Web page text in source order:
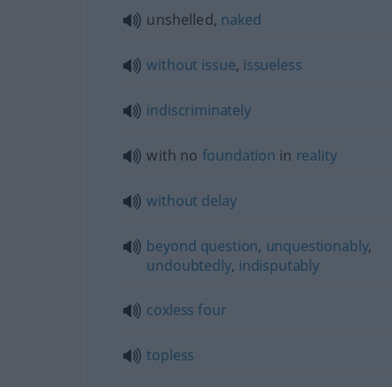
unshelled, naked
without issue, issueless
indiscriminately
with no foundation in reality
without delay
beyond question, unquestionably,
undoubtedly, indisputably
coxless four
topless